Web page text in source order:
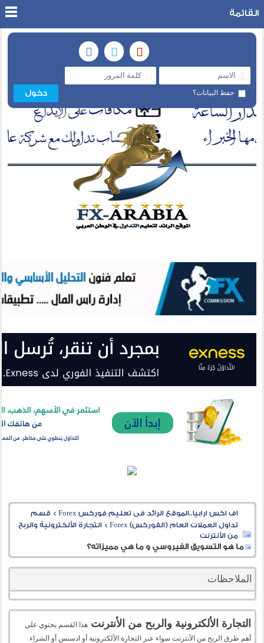
حفظ البيانات؟
القائمة
اف اكس ارابيا..الموقع الرائد فى تعليم فوركس Forex > قسم
تداول العملات العام (الفوركس) Forex
>التجارة الألكترونية والربح
من الأنترنت
ما هو التسويق الفيروسي و ما هي مميزاته؟
الملاحظات
التجارة الألكترونية والربح من الأنترنت هذا القسم يحتوي علي
أهم طرق الربح من الأنترنت سواء عبر التجارة الألكترونية أو ادسنس أو الشراء